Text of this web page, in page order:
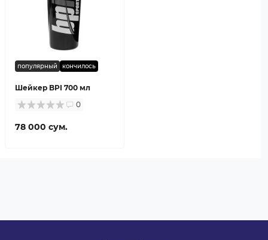
популярный кончилось
Шейкер BPI 700 мл
0
78 000 сум.